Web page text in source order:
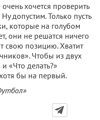
хочется проверить
допустим. Только пусть
которые на голубом
они не решатся ничего
свою позицию. Хватит
Чтобы из двух
«Что делать?»
бы на первый.